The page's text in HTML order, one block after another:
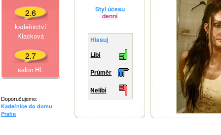
2.6
kadeřnictví
Klacková
2.7
salon HL
Doporučujeme:
Kadeřnice do domu
Praha
Styl účesu
denní
Hlasuj
Líbí
Průměr
Nelíbí